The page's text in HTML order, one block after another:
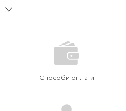
Способи оплати